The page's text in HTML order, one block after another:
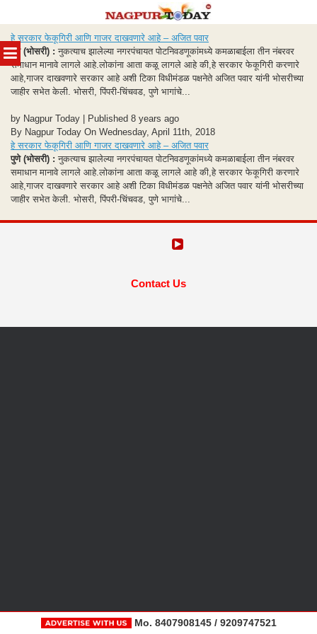
MENU
to
content
हे सरकार फेकूगिरी आणि गाजर दाखवणारे आहे – अजित पवार
पुणे (भोसरी) : नुकत्याच झालेल्या नगरपंचायत पोटनिवडणूकांमध्ये कमळाबाईला तीन नंबरवर
समाधान मानावे लागले आहे.लोकांना आता कळू लागले आहे की,हे सरकार फेकूगिरी करणारे
आहे,गाजर दाखवणारे सरकार आहे अशी टिका विधीमंडळ पक्षनेते अजित पवार यांनी भोसरीच्या
जाहीर सभेत केली. भोसरी, पिंपरी-चिंचवड, पुणे भागांचे...
by Nagpur Today | Published 8 years ago
By Nagpur Today On Wednesday, April 11th, 2018
हे सरकार फेकूगिरी आणि गाजर दाखवणारे आहे – अजित पवार
पुणे (भोसरी) : नुकत्याच झालेल्या नगरपंचायत पोटनिवडणूकांमध्ये कमळाबाईला तीन नंबरवर
समाधान मानावे लागले आहे.लोकांना आता कळू लागले आहे की,हे सरकार फेकूगिरी करणारे
आहे,गाजर दाखवणारे सरकार आहे अशी टिका विधीमंडळ पक्षनेते अजित पवार यांनी भोसरीच्या
जाहीर सभेत केली. भोसरी, पिंपरी-चिंचवड, पुणे भागांचे...
Contact Us
Mo. 8407908145 / 9209747521